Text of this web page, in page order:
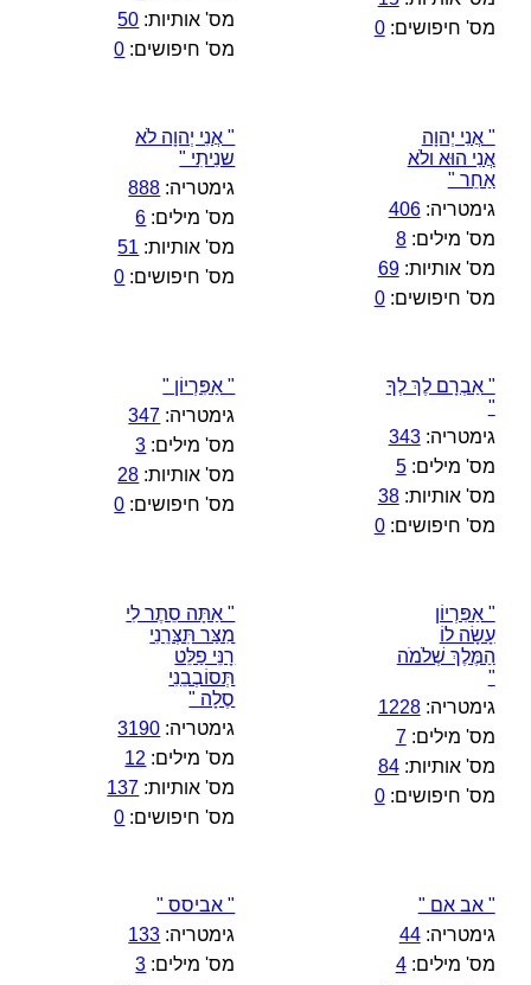
מס' חיפושים:0
מס' אותיות: 50
מס' חיפושים: 0
" אֲנִי יְהוָה
אֲנִי הוּא ולֹא
אַחֵר "
גימטריה:406
מס' מילים:8
מס' אותיות:69
מס' חיפושים:0
" אֲנִי יְהוָה לֹא
שנִיתִי "
גימטריה: 888
מס' מילים: 6
מס' אותיות: 51
מס' חיפושים: 0
" אַבְרָם לֶךְ לְךָ
"
גימטריה:343
מס' מילים:5
מס' אותיות:38
מס' חיפושים:0
" אַפִּרְיוֹן "
גימטריה: 347
מס' מילים: 3
מס' אותיות: 28
מס' חיפושים: 0
" אַפִּרְיוֹן
עָשָׂה לוֹ
הַמֶּלֶךְ שְׁלֹמֹה
"
גימטריה:1228
מס' מילים:7
מס' אותיות:84
מס' חיפושים:0
" אַתָּה סֵתֶר לִי
מִצַּר תִּצְּרֵנִי
רָנֵּי פַלֵּט
תְּסוֹבְבֵנִי
סֶלָה "
גימטריה: 3190
מס' מילים: 12
מס' אותיות: 137
מס' חיפושים: 0
" אב אם "
גימטריה:44
מס' מילים:4
" אביסס "
גימטריה: 133
מס' מילים: 3